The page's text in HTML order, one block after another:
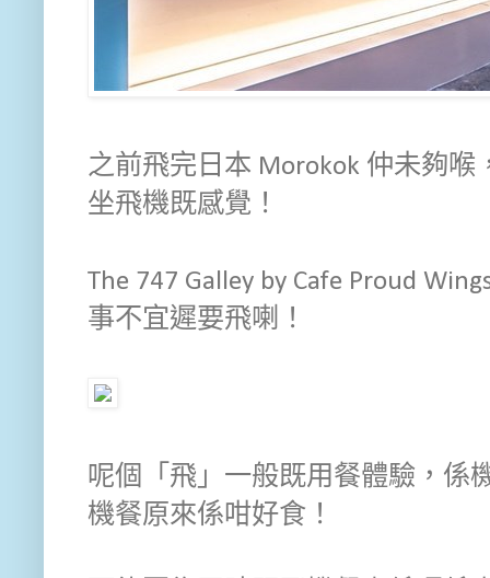
之前飛完日本 Morokok 仲未夠
坐飛機既感覺！
The 747 Galley by Cafe Proud
事不宜遲要飛喇！
呢個「飛」一般既用餐體驗，係
機餐原來係咁好食！